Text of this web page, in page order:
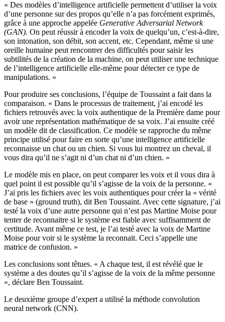
« Des modèles d’intelligence artificielle permettent d’utiliser la voix
d’une personne sur des propos qu’elle n’a pas forcément exprimés,
grâce à une approche appelée Generative Adversarial Network
(GAN). On peut réussir à encoder la voix de quelqu’un, c’est-à-dire,
son intonation, son débit, son accent, etc. Cependant, même si une
oreille humaine peut rencontrer des difficultés pour saisir les
subtilités de la création de la machine, on peut utiliser une technique
de l’intelligence artificielle elle-même pour détecter ce type de
manipulations. »
Pour produire ses conclusions, l’équipe de Toussaint a fait dans la
comparaison. « Dans le processus de traitement, j’ai encodé les
fichiers retrouvés avec la voix authentique de la Première dame pour
avoir une représentation mathématique de sa voix. J’ai ensuite créé
un modèle dit de classification. Ce modèle se rapproche du même
principe utilisé pour faire en sorte qu’une intelligence artificielle
reconnaisse un chat ou un chien. Si vous lui montrez un cheval, il
vous dira qu’il ne s’agit ni d’un chat ni d’un chien. »
Le modèle mis en place, on peut comparer les voix et il vous dira à
quel point il est possible qu’il s’agisse de la voix de la personne. «
J’ai pris les fichiers avec les voix authentiques pour créer la « vérité
de base » (ground truth), dit Ben Toussaint. Avec cette signature, j’ai
testé la voix d’une autre personne qui n’est pas Martine Moise pour
tenter de reconnaitre si le système est fiable avec suffisamment de
certitude. Avant même ce test, je l’ai testé avec la voix de Martine
Moise pour voir si le système la reconnait. Ceci s’appelle une
matrice de confusion. »
Les conclusions sont têtues. « A chaque test, il est révélé que le
système a des doutes qu’il s’agisse de la voix de la même personne
», déclare Ben Toussaint.
Le deuxième groupe d’expert a utilisé la méthode convolution
neural network (CNN).